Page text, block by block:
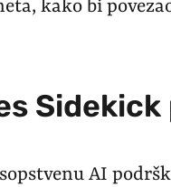
kako bi
AI